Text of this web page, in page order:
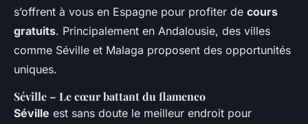
s’offrent à vous en Espagne pour profiter de cours
gratuits. Principalement en Andalousie, des villes
comme Séville et Malaga proposent des opportunités
uniques.
Séville – Le cœur battant du flamenco
Séville est sans doute le meilleur endroit pour